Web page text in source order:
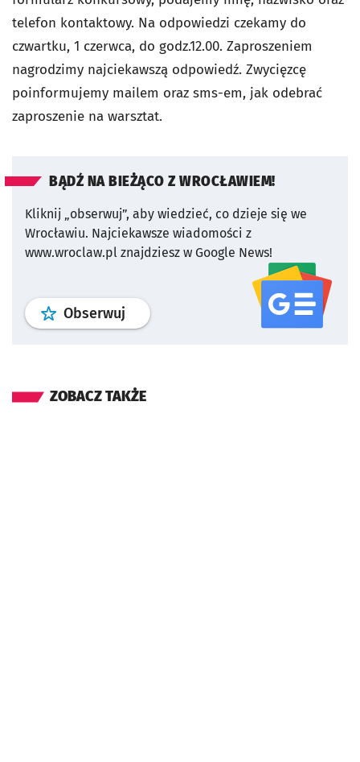
telefon kontaktowy. Na odpowiedzi czekamy do
czwartku, 1 czerwca, do godz.12.00. Zaproszeniem
nagrodzimy najciekawszą odpowiedź. Zwycięzcę
poinformujemy mailem oraz sms-em, jak odebrać
zaproszenie na warsztat.
BĄDŹ NA BIEŻĄCO Z WROCŁAWIEM!
Kliknij „obserwuj”, aby wiedzieć, co dzieje się we
Wrocławiu. Najciekawsze wiadomości z
www.wroclaw.pl znajdziesz w Google News!
Obserwuj profil serwisu
ZOBACZ TAKŻE